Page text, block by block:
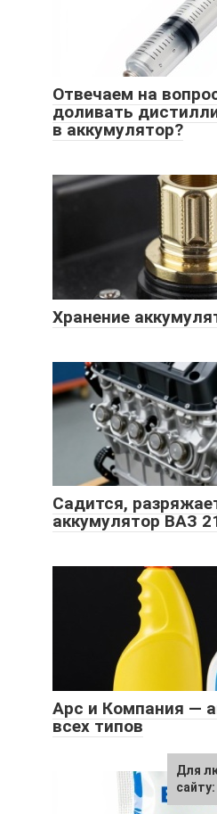
Отвечаем на
доливать
в аккумулятор?
Хранение
Садится,
аккумулятор ВАЗ
Арс и Компания —
всех типов
Для